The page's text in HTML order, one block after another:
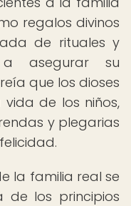
regalos divinos
de rituales y
a asegurar su
que los dioses
de los niños,
y plegarias
la familia real se
de los principios